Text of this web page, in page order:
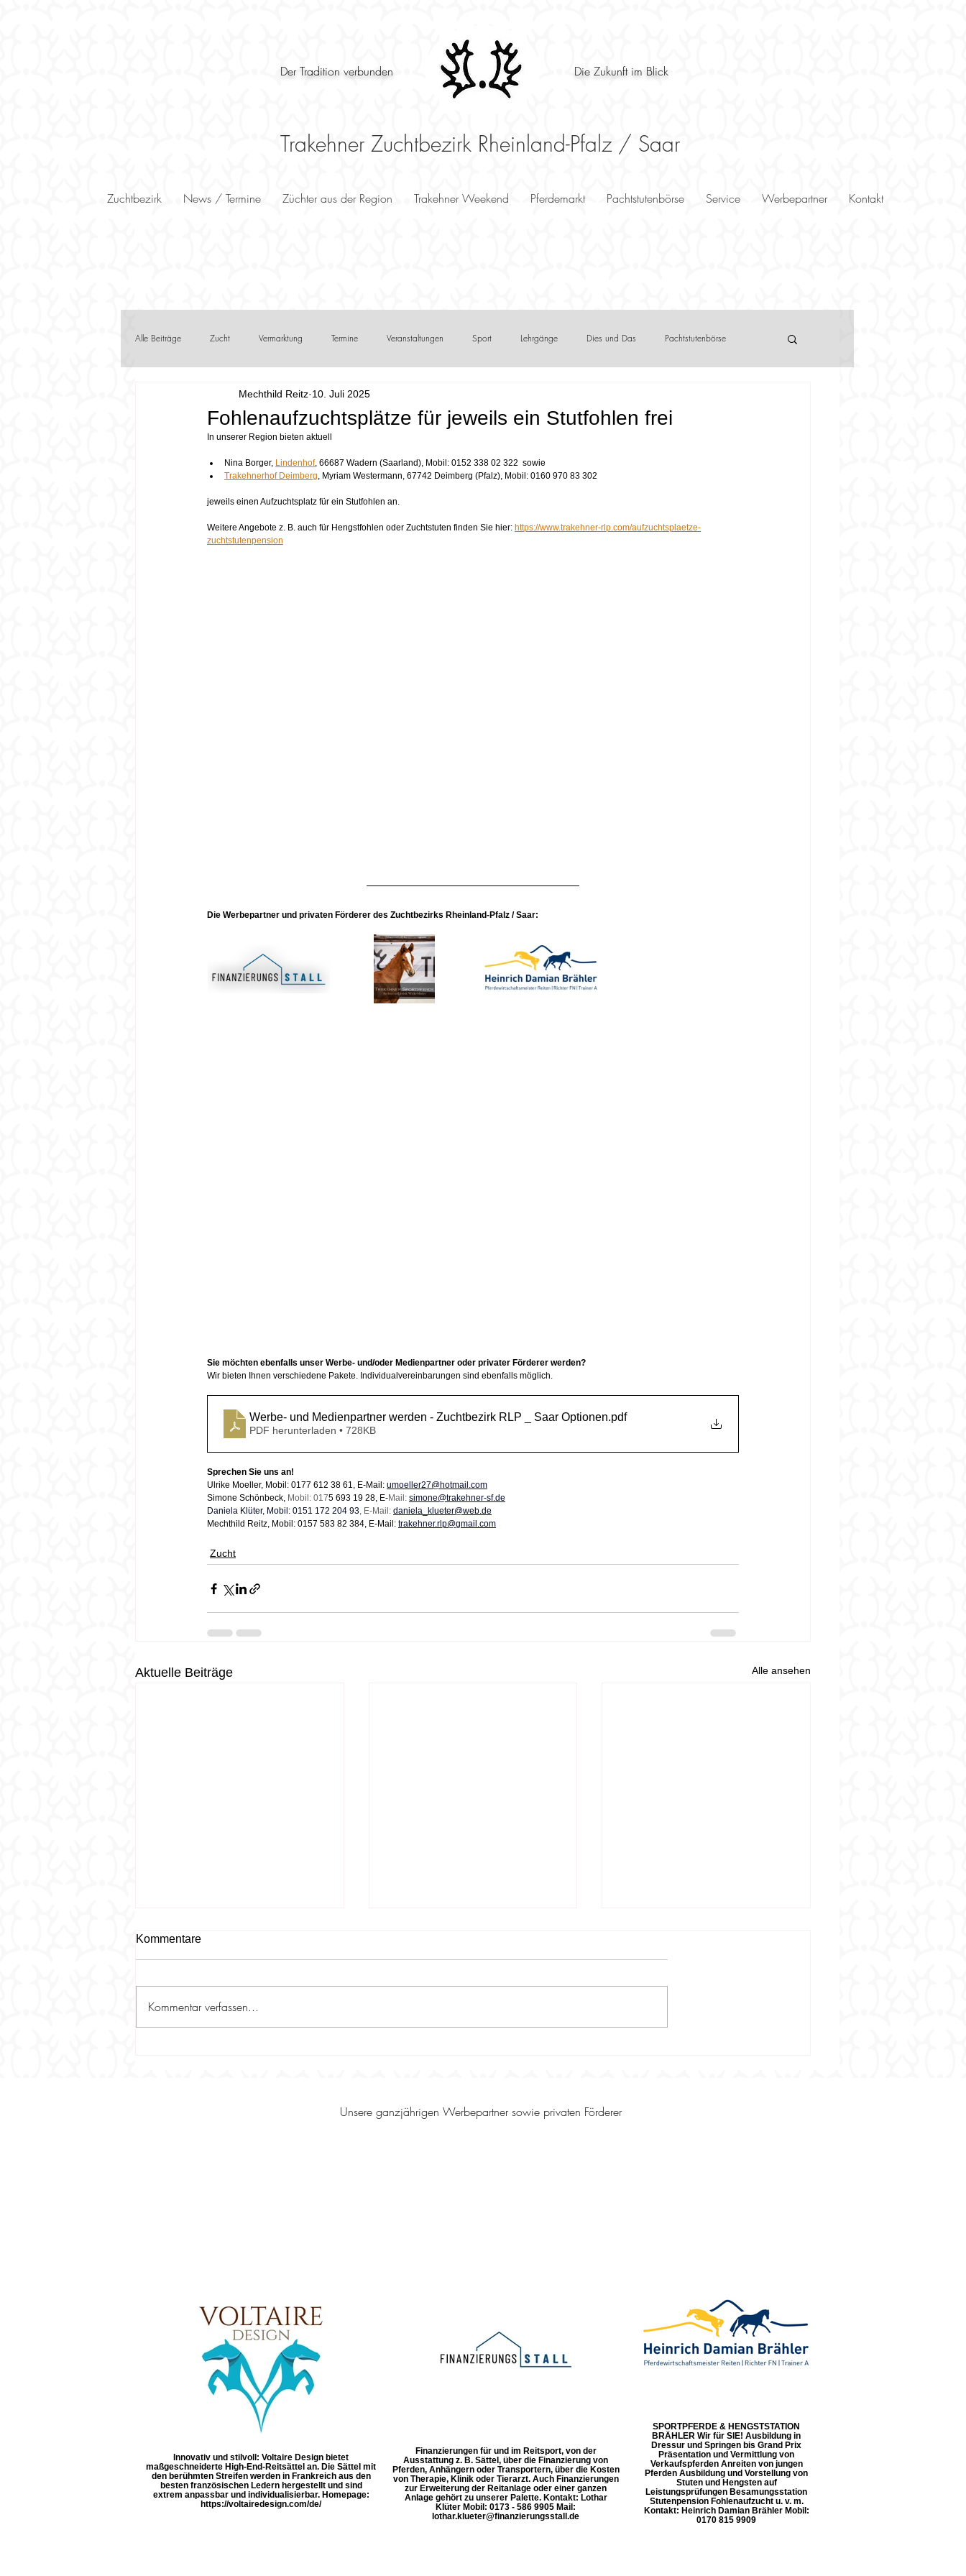
Der Tradition verbunden Die Zukunft im Blick
Trakehner Zuchtbezirk Rheinland-Pfalz / Saar
Zuchtbezirk News / Termine Züchter aus der Region Trakehner Weekend Pferdemarkt Pachtstutenbörse Service Werbepartner Kontakt
Alle Beiträge Zucht Vermarktung Termine Veranstaltungen Sport Lehrgänge Dies und Das Pachtstutenbörse
Frühlingsboten Förderer / Sponsoren
Fohlenaufzuchtsplätze für jeweils ein Stutfohlen frei
Mechthild Reitz 10. Juli 2025
In unserer Region bieten aktuell
Nina Borger, Lindenhof, 66687 Wadern (Saarland), Mobil: 0152 338 02 322  sowie
Trakehnerhof Deimberg, Myriam Westermann, 67742 Deimberg (Pfalz), Mobil: 0160 970 83 302
jeweils einen Aufzuchtsplatz für ein Stutfohlen an.
Weitere Angebote z. B. auch für Hengstfohlen oder Zuchtstuten finden Sie hier: https://www.trakehner-rlp.com/aufzuchtsplaetze-
zuchtstutenpension
Die Werbepartner und privaten Förderer des Zuchtbezirks Rheinland-Pfalz / Saar:
Sie möchten ebenfalls unser Werbe- und/oder Medienpartner oder privater Förderer werden?
Wir bieten Ihnen verschiedene Pakete. Individualvereinbarungen sind ebenfalls möglich.
Werbe- und Medienpartner werden - Zuchtbezirk RLP _ Saar Optionen.pdf
PDF herunterladen • 728KB
Sprechen Sie uns an!
Ulrike Moeller, Mobil: 0177 612 38 61, E-Mail: umoeller27@hotmail.com
Simone Schönbeck, Mobil: 0175 693 19 28, E-Mail: simone@trakehner-sf.de
Daniela Klüter, Mobil: 0151 172 204 93, E-Mail: daniela_klueter@web.de
Mechthild Reitz, Mobil: 0157 583 82 384, E-Mail: trakehner.rlp@gmail.com
Zucht
Aktuelle Beiträge Alle ansehen
by PerNaturam
Kommentare
Kommentar verfassen...
Unsere ganzjährigen Werbepartner sowie privaten Förderer
Innovativ und stilvoll: Voltaire Design bietet
maßgeschneiderte High-End-Reitsättel an. Die Sättel mit
den berühmten Streifen werden in Frankreich aus den
besten französischen Ledern hergestellt und sind
extrem anpassbar und individualisierbar. Homepage:
https://voltairedesign.com/de/
Finanzierungen für und im Reitsport, von der
Ausstattung z. B. Sättel, über die Finanzierung von
Pferden, Anhängern oder Transportern, über die Kosten
von Therapie, Klinik oder Tierarzt. Auch Finanzierungen
zur Erweiterung der Reitanlage oder einer ganzen
Anlage gehört zu unserer Palette. Kontakt: Lothar
Klüter Mobil: 0173 - 586 9905 Mail:
lothar.klueter@finanzierungsstall.de
SPORTPFERDE & HENGSTSTATION
BRÄHLER Wir für SIE! Ausbildung in
Dressur und Springen bis Grand Prix
Präsentation und Vermittlung von
Verkaufspferden Anreiten von jungen
Pferden Ausbildung und Vorstellung von
Stuten und Hengsten auf
Leistungsprüfungen Besamungsstation
Stutenpension Fohlenaufzucht u. v. m.
Kontakt: Heinrich Damian Brähler Mobil:
0170 815 9909